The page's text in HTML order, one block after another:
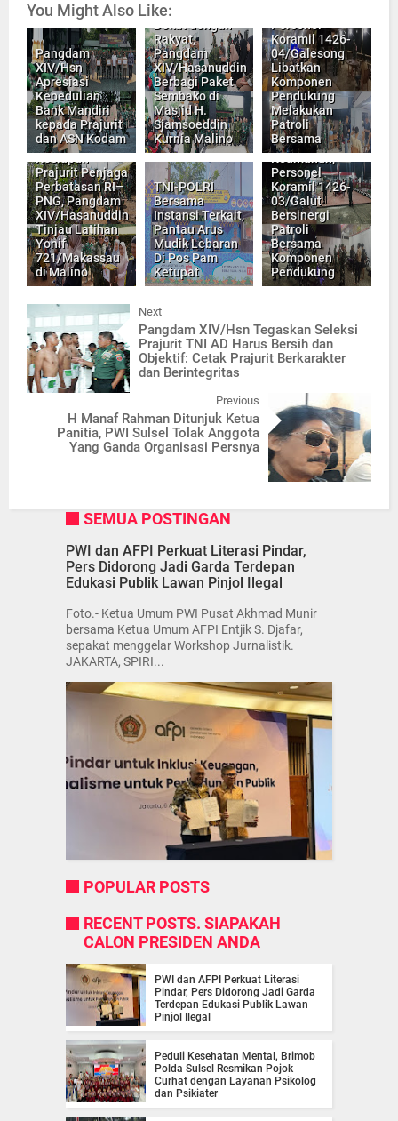
You Might Also Like:
Pangdam
XIV/Hsn
Apresiasi
Kepedulian
Bank Mandiri
kepada Prajurit
dan ASN Kodam
Dekat dengan
Rakyat,
Pangdam
XIV/Hasanuddin
Berbagi Paket
Sembako di
Masjid H.
Sjamsoeddin
Kurnia Malino
Personel
Koramil 1426-
04/Galesong
Libatkan
Komponen
Pendukung
Melakukan
Patroli
Bersama
Pastikan
Kesiapan
Prajurit Penjaga
Perbatasan RI–
PNG, Pangdam
XIV/Hasanuddin
Tinjau Latihan
Yonif
721/Makassau
di Malino
TNI-POLRI
Bersama
Instansi Terkait,
Pantau Arus
Mudik Lebaran
Di Pos Pam
Ketupat
Cegah
Gangguan
Keamanan,
Personel
Koramil 1426-
03/Galut
Bersinergi
Patroli
Bersama
Komponen
Pendukung
Next
Pangdam XIV/Hsn Tegaskan Seleksi
Prajurit TNI AD Harus Bersih dan
Objektif: Cetak Prajurit Berkarakter
dan Berintegritas
Previous
H Manaf Rahman Ditunjuk Ketua
Panitia, PWI Sulsel Tolak Anggota
Yang Ganda Organisasi Persnya
SEMUA POSTINGAN
PWI dan AFPI Perkuat Literasi Pindar,
Pers Didorong Jadi Garda Terdepan
Edukasi Publik Lawan Pinjol Ilegal
Foto.- Ketua Umum PWI Pusat Akhmad Munir
bersama Ketua Umum AFPI Entjik S. Djafar,
sepakat menggelar Workshop Jurnalistik.
JAKARTA, SPIRI...
POPULAR POSTS
RECENT POSTS. SIAPAKAH
CALON PRESIDEN ANDA
PWI dan AFPI Perkuat Literasi
Pindar, Pers Didorong Jadi Garda
Terdepan Edukasi Publik Lawan
Pinjol Ilegal
Peduli Kesehatan Mental, Brimob
Polda Sulsel Resmikan Pojok
Curhat dengan Layanan Psikolog
dan Psikiater